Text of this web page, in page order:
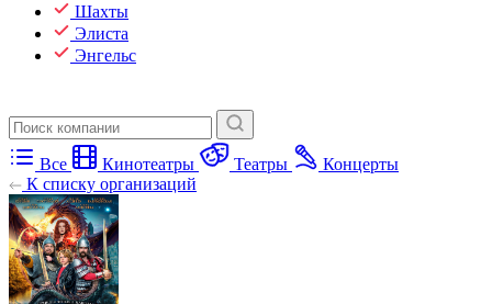
Шахты
Элиста
Энгельс
Все Кинотеатры Театры
Концерты
К списку организаций